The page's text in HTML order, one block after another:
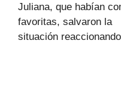
Juliana, que habían
favoritas, salvaron la
situación